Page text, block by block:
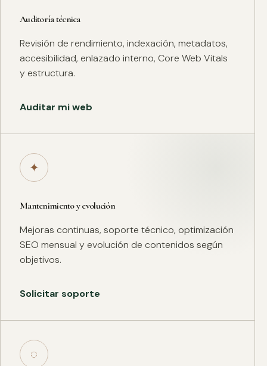
Auditoría técnica
Revisión de rendimiento, indexación, metadatos,
accesibilidad, enlazado interno, Core Web Vitals
y estructura.
Auditar mi web
✦
Mantenimiento y evolución
Mejoras continuas, soporte técnico, optimización
SEO mensual y evolución de contenidos según
objetivos.
Solicitar soporte
◌